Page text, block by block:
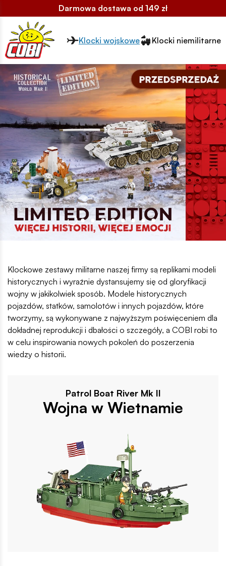
Darmowa dostawa od 149 zł
Przełącznik segmentów2
Klocki wojskowe Klocki niemilitarne
Slider strona główna full-width
Informacja segmentowa PL
Klockowe zestawy militarne naszej firmy są replikami modeli
historycznych i wyraźnie dystansujemy się od gloryfikacji
wojny w jakikolwiek sposób. Modele historycznych
pojazdów, statków, samolotów i innych pojazdów, które
tworzymy, są wykonywane z najwyższym poświęceniem dla
dokładnej reprodukcji i dbałości o szczegóły, a COBI robi to
w celu inspirowania nowych pokoleń do poszerzenia
wiedzy o historii.
Patrol Boat River Mk II
Wojna w Wietnamie